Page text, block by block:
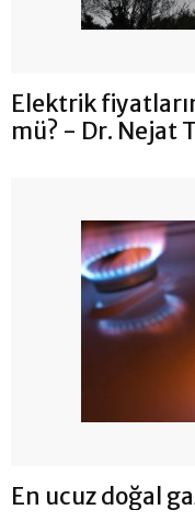
Elektrik
mü? - Dr. Nejat
En ucuz doğal